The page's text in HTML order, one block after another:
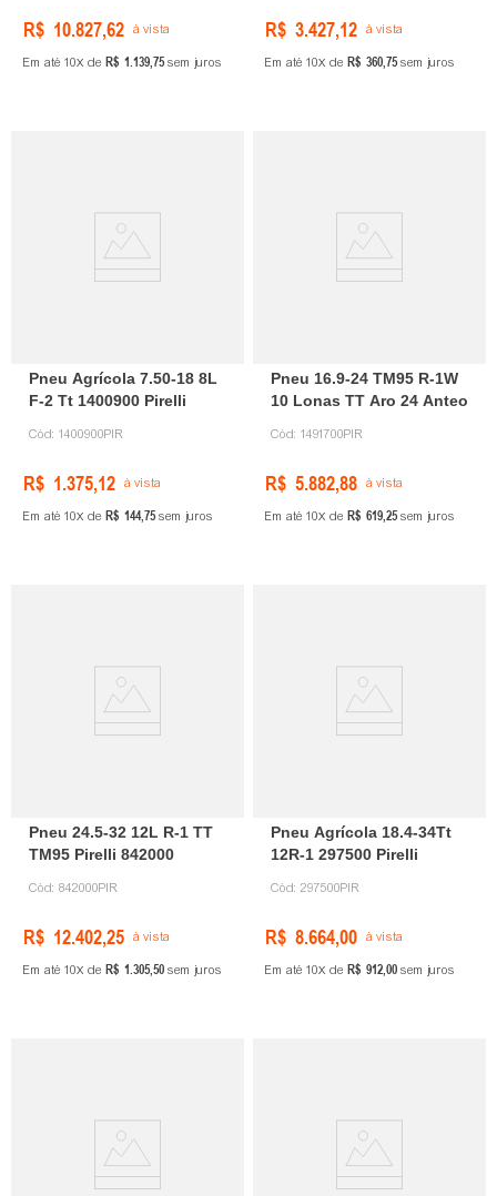
R$ 10.827,62 à vista
Em até 10 de R$ 1.139,75 sem juros
R$ 3.427,12 à vista
Em até 10 de R$ 360,75 sem juros
Pneu Agrícola 7.50-18 8L
F-2 Tt 1400900 Pirelli
Cód: 1400900PIR
R$ 1.375,12 à vista
Em até 10 de R$ 144,75 sem juros
Pneu 16.9-24 TM95 R-1W
10 Lonas TT Aro 24 Anteo
Cód: 1491700PIR
R$ 5.882,88 à vista
Em até 10 de R$ 619,25 sem juros
Pneu 24.5-32 12L R-1 TT
TM95 Pirelli 842000
Cód: 842000PIR
R$ 12.402,25 à vista
Em até 10 de R$ 1.305,50 sem juros
Pneu Agrícola 18.4-34Tt
12R-1 297500 Pirelli
Cód: 297500PIR
R$ 8.664,00 à vista
Em até 10 de R$ 912,00 sem juros